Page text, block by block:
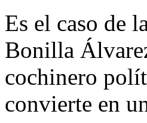
Es el caso de
Bonilla
cochinero
convierte en